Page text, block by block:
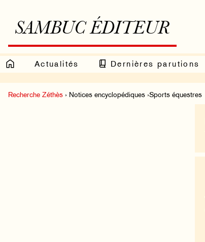
SAMBUC ÉDITEUR
Actualités Dernières parutions
Recherche Zéthès › Notices encyclopédiques ›Sports équestres